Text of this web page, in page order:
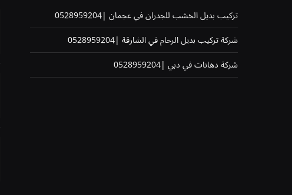
تركيب بديل الخشب للجدران في عجمان |0528959204
شركة تركيب بديل الرخام في الشارقة |0528959204
شركة دهانات في دبي |0528959204